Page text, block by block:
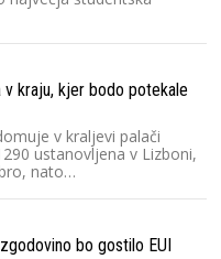
v kraju, kjer bodo potekale
v kraljevi palači
ustanovljena v Lizboni,
nato…
bo gostilo EUI